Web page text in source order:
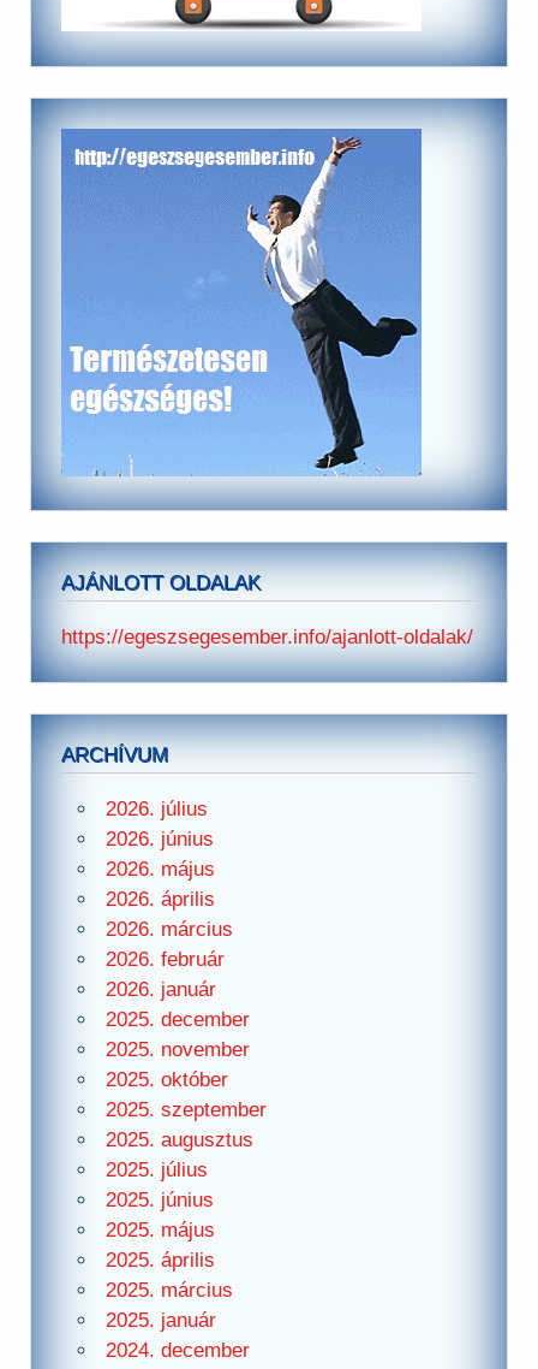
AJÁNLOTT OLDALAK
https://egeszsegesember.info/ajanlott-oldalak/
ARCHÍVUM
2026. július
2026. június
2026. május
2026. április
2026. március
2026. február
2026. január
2025. december
2025. november
2025. október
2025. szeptember
2025. augusztus
2025. július
2025. június
2025. május
2025. április
2025. március
2025. január
2024. december